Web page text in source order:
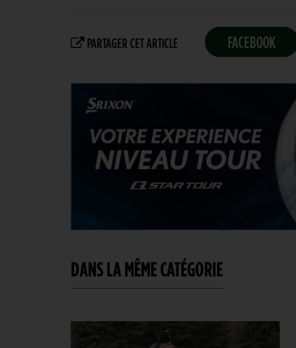
PARTAGER CET ARTICLE FACEBOOK
DANS LA MÊME CATÉGORIE